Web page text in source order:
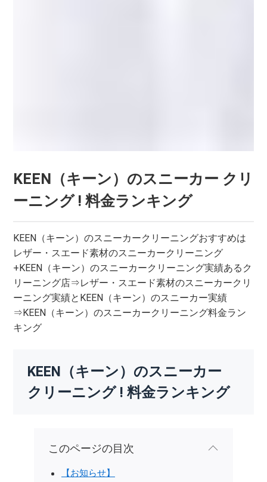
KEEN（キーン）のスニーカー クリ
ーニング ! 料金ランキング
KEEN（キーン）のスニーカークリーニングおすすめは
レザー・スエード素材のスニーカークリーニング
+KEEN（キーン）のスニーカークリーニング実績あるク
リーニング店⇒レザー・スエード素材のスニーカークリ
ーニング実績とKEEN（キーン）のスニーカー実績
⇒KEEN（キーン）のスニーカークリーニング料金ラン
キング
KEEN（キーン）のスニーカー
クリーニング ! 料金ランキング
このページの目次
【お知らせ】